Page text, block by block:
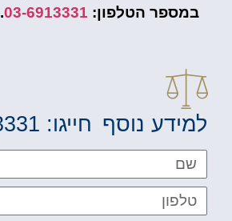
במספר הטלפון: 03-6913331
.
למידע נוסף חייגו: 03-6913331